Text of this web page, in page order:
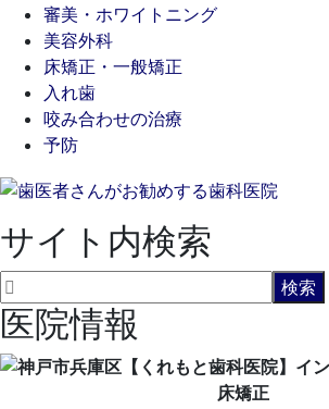
審美・ホワイトニング
美容外科
床矯正・一般矯正
入れ歯
咬み合わせの治療
予防
サイト内検索
医院情報